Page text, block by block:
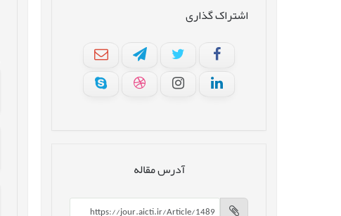
اشتراک گذاری
آدرس مقاله